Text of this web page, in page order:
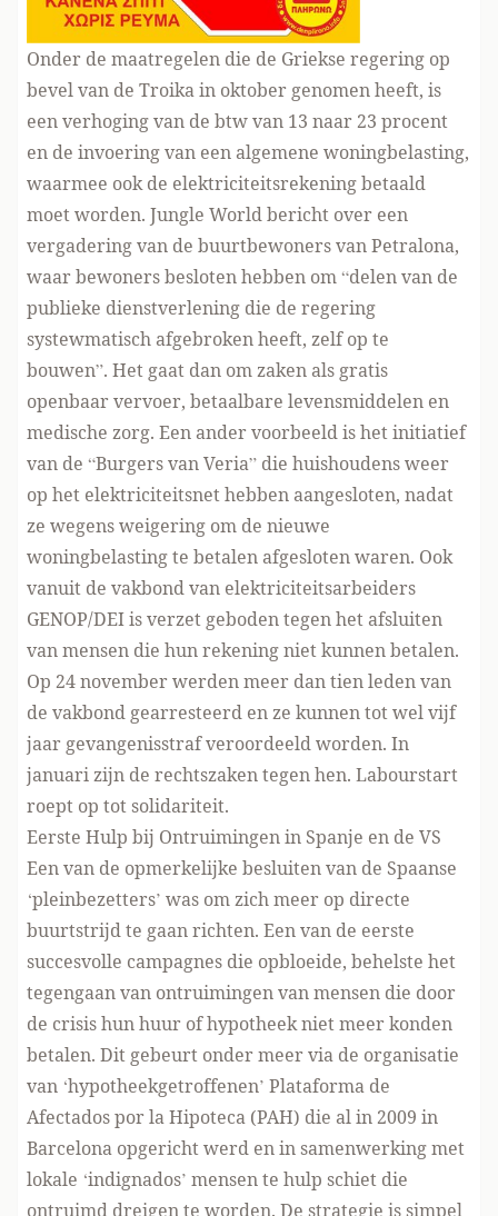
Onder de maatregelen die de Griekse regering op
bevel van de Troika in oktober genomen heeft, is
een verhoging van de btw van 13 naar 23 procent
en de invoering van een algemene woningbelasting,
waarmee ook de elektriciteitsrekening betaald
moet worden. Jungle World bericht over een
vergadering van de buurtbewoners van Petralona,
waar bewoners besloten hebben om “delen van de
publieke dienstverlening die de regering
systewmatisch afgebroken heeft, zelf op te
bouwen”. Het gaat dan om zaken als gratis
openbaar vervoer, betaalbare levensmiddelen en
medische zorg. Een ander voorbeeld is het initiatief
van de “Burgers van Veria” die huishoudens weer
op het elektriciteitsnet hebben aangesloten, nadat
ze wegens weigering om de nieuwe
woningbelasting te betalen afgesloten waren. Ook
vanuit de vakbond van elektriciteitsarbeiders
GENOP/DEI is verzet geboden tegen het afsluiten
van mensen die hun rekening niet kunnen betalen.
Op 24 november werden meer dan tien leden van
de vakbond gearresteerd en ze kunnen tot wel vijf
jaar gevangenisstraf veroordeeld worden. In
januari zijn de rechtszaken tegen hen. Labourstart
roept op tot solidariteit.
Eerste Hulp bij Ontruimingen in Spanje en de VS
Een van de opmerkelijke besluiten van de Spaanse
‘pleinbezetters’ was om zich meer op directe
buurtstrijd te gaan richten. Een van de eerste
succesvolle campagnes die opbloeide, behelste het
tegengaan van ontruimingen van mensen die door
de crisis hun huur of hypotheek niet meer konden
betalen. Dit gebeurt onder meer via de organisatie
van ‘hypotheekgetroffenen’ Plataforma de
Afectados por la Hipoteca (PAH) die al in 2009 in
Barcelona opgericht werd en in samenwerking met
lokale ‘indignados’ mensen te hulp schiet die
ontruimd dreigen te worden. De strategie is simpel